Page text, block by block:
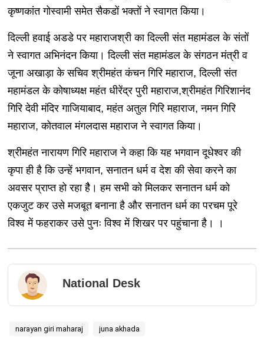
कृष्णकांत गोस्वामी समेत सैकडों भक्तों ने स्वागत किया।
दिल्ली हवाई अडडे पर महाराजश्री का दिल्ली संत महामंडल के संतों
ने स्वागत अभिनंदन किया। दिल्ली संत महामंडल के संगठन मंत्री व
जूना अखाड़ा के सचिव श्रीमहंत कंचन गिरि महाराज, दिल्ली संत
महामंडल के कोषाध्यक्ष महंत धीरेंद्र पुरी महाराज,श्रीमहंत गिरिशानंद
गिरि देवी मंदिर गाजियाबाद, महंत अतुल गिरि महाराज, नमन गिरि
महाराज, कोतवाल मंगलदास महाराज ने स्वागत किया।
श्रीमहंत नारायण गिरि महाराज ने कहा कि यह भगवान दूधेश्वर की
कृपा ही है कि उन्हें भगवान, सनातन धर्म व देश की सेवा करने का
अवसर प्राप्त हो रहा हैै। हम सभी को मिलकर सनातन धर्म को
एकजुट कर उसे मजबूत बनाना है और सनातन धर्म का परचम पूरे
विश्व में फहराकर उसे पुनः विश्व में शिखर पर पहुंचाना है। ।
National Desk
narayan giri maharaj juna akhada